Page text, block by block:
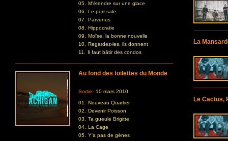
05.
M'étendre sur une glace
06.
Le port sale
07.
Parvenus
08.
Hippocratie
09.
Moïse, la bonne nouvelle
10.
Regardez-les, ils donnent
11.
Il faut bâtir des condos
Au fond des toilettes du Monde
Sortie: 10 mars 2010
01.
Nouveau Quartier
02.
Devenir Poisson
03.
Ta gueule Brigitte
04.
La Cage
05.
Y'a pas de gènes
La
Le Cactus,